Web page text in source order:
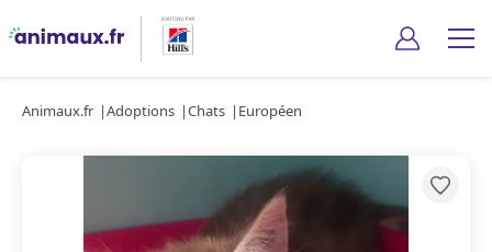
Animaux.fr Adoptions Chats Européen